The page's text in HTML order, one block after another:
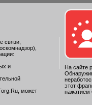
связи,
и
может
На сайте
этот
нажатием